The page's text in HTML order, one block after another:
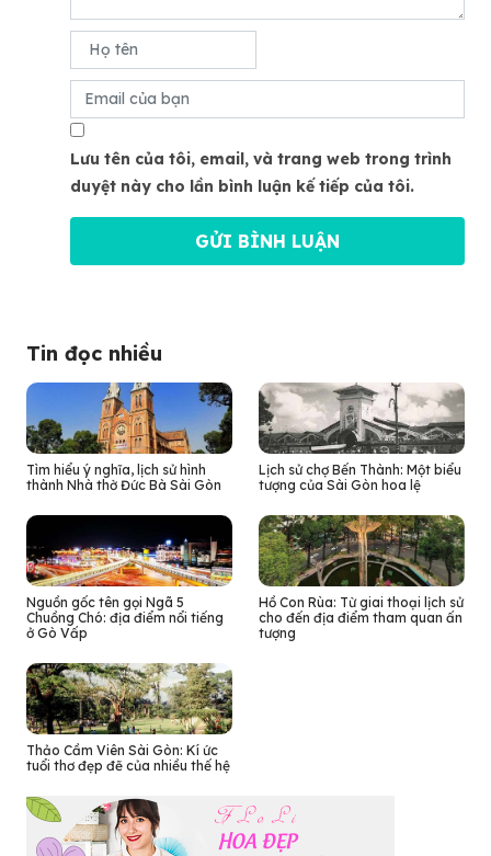
Lưu tên của tôi, email, và trang web trong trình
duyệt này cho lần bình luận kế tiếp của tôi.
Tin đọc nhiều
Tìm hiểu ý nghĩa, lịch sử hình
thành Nhà thờ Đức Bà Sài Gòn
Lịch sử chợ Bến Thành: Một biểu
tượng của Sài Gòn hoa lệ
Nguồn gốc tên gọi Ngã 5
Chuồng Chó: địa điểm nổi tiếng
ở Gò Vấp
Hồ Con Rùa: Từ giai thoại lịch sử
cho đến địa điểm tham quan ấn
tượng
Thảo Cầm Viên Sài Gòn: Kí ức
tuổi thơ đẹp đẽ của nhiều thế hệ